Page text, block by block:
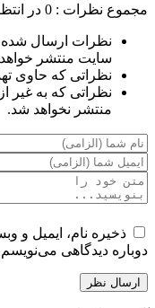
مجموع نظرات : 0 در
نظرات ارسال شده
سایت منتشر
نظراتی که حاوی
نظراتی که به غیر
منتشر نخواهد شد.
ذخیره نام، ایمیل و
دوباره دیدگاهی